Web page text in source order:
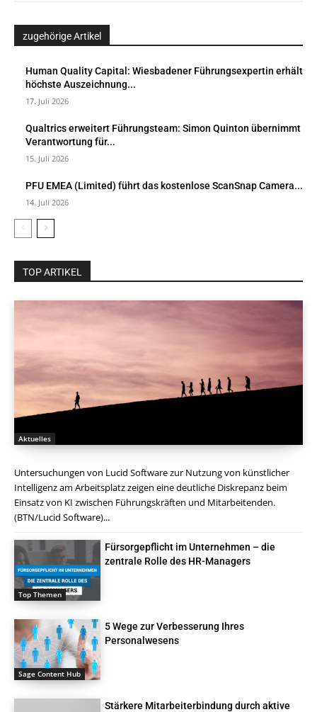
zugehörige Artikel
Human Quality Capital: Wiesbadener Führungsexpertin erhält
höchste Auszeichnung...
17. Juli 2026
Qualtrics erweitert Führungsteam: Simon Quinton übernimmt
Verantwortung für...
15. Juli 2026
PFU EMEA (Limited) führt das kostenlose ScanSnap Camera...
14. Juli 2026
TOP ARTIKEL
Aktuelles
Untersuchungen von Lucid Software zur Nutzung von künstlicher
Intelligenz am Arbeitsplatz zeigen eine deutliche Diskrepanz beim
Einsatz von KI zwischen Führungskräften und Mitarbeitenden.
(BTN/Lucid Software)...
Top Themen
Fürsorgepflicht im Unternehmen – die
zentrale Rolle des HR-Managers
Sage Content Hub
5 Wege zur Verbesserung Ihres
Personalwesens
Stärkere Mitarbeiterbindung durch aktive